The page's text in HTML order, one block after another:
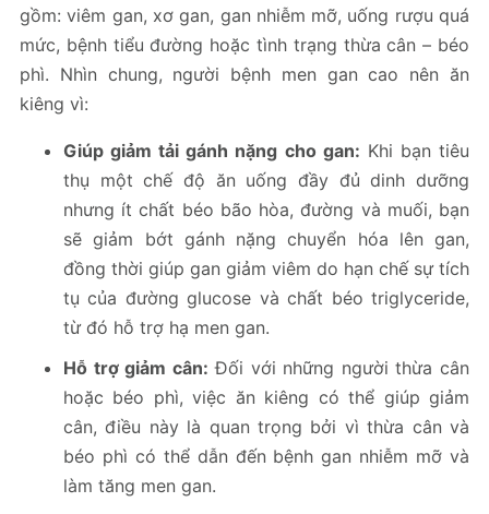
gồm: viêm gan, xơ gan, gan nhiễm mỡ, uống rượu quá
mức, bệnh tiểu đường hoặc tình trạng thừa cân – béo
phì. Nhìn chung, người bệnh men gan cao nên ăn
kiêng vì:
Giúp giảm tải gánh nặng cho gan: Khi bạn tiêu
thụ một chế độ ăn uống đầy đủ dinh dưỡng
nhưng ít chất béo bão hòa, đường và muối, bạn
sẽ giảm bớt gánh nặng chuyển hóa lên gan,
đồng thời giúp gan giảm viêm do hạn chế sự tích
tụ của đường glucose và chất béo triglyceride,
từ đó hỗ trợ hạ men gan.
Hỗ trợ giảm cân: Đối với những người thừa cân
hoặc béo phì, việc ăn kiêng có thể giúp giảm
cân, điều này là quan trọng bởi vì thừa cân và
béo phì có thể dẫn đến bệnh gan nhiễm mỡ và
làm tăng men gan.